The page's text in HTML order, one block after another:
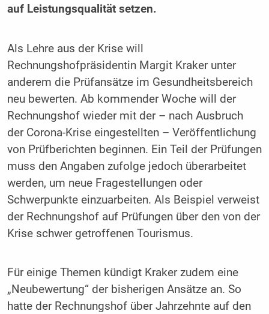
auf Leistungsqualität setzen.
Als Lehre aus der Krise will
Rechnungshofpräsidentin Margit Kraker unter
anderem die Prüfansätze im Gesundheitsbereich
neu bewerten. Ab kommender Woche will der
Rechnungshof wieder mit der – nach Ausbruch
der Corona-Krise eingestellten – Veröffentlichung
von Prüfberichten beginnen. Ein Teil der Prüfungen
muss den Angaben zufolge jedoch überarbeitet
werden, um neue Fragestellungen oder
Schwerpunkte einzuarbeiten. Als Beispiel verweist
der Rechnungshof auf Prüfungen über den von der
Krise schwer getroffenen Tourismus.
Für einige Themen kündigt Kraker zudem eine
„Neubewertung“ der bisherigen Ansätze an. So
hatte der Rechnungshof über Jahrzehnte auf den